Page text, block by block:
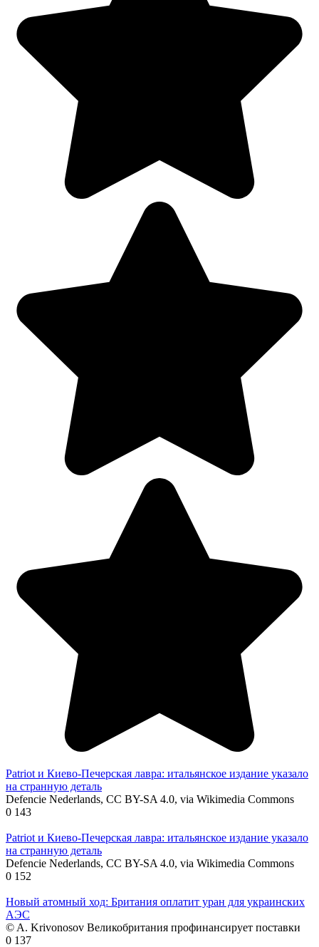
Patriot и Киево-Печерская лавра: итальянское издание указало
на странную деталь
Defencie Nederlands, CC BY-SA 4.0, via Wikimedia Commons
0 143
Patriot и Киево-Печерская лавра: итальянское издание указало
на странную деталь
Defencie Nederlands, CC BY-SA 4.0, via Wikimedia Commons
0 152
Новый атомный ход: Британия оплатит уран для украинских
АЭС
© A. Krivonosov Великобритания профинансирует поставки
0 137